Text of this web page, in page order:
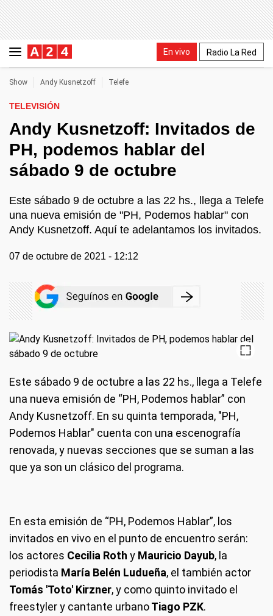
En vivo Radio La Red
Show Andy Kusnetzoff Telefe
TELEVISIÓN
Andy Kusnetzoff: Invitados de
PH, podemos hablar del
sábado 9 de octubre
Este sábado 9 de octubre a las 22 hs., llega a Telefe
una nueva emisión de "PH, Podemos hablar" con
Andy Kusnetzoff. Aquí te adelantamos los invitados.
07 de octubre de 2021 - 12:12
Este sábado 9 de octubre a las 22 hs., llega a Telefe
una nueva emisión de “PH, Podemos hablar” con
Andy Kusnetzoff. En su quinta temporada, "PH,
Podemos Hablar" cuenta con una escenografía
renovada, y nuevas secciones que se suman a las
que ya son un clásico del programa.
En esta emisión de “PH, Podemos Hablar”, los
invitados en vivo en el punto de encuentro serán:
los actores Cecilia Roth y Mauricio Dayub, la
periodista María Belén Ludueña, el también actor
Tomás 'Toto' Kirzner, y como quinto invitado el
freestyler y cantante urbanoTiago PZK.